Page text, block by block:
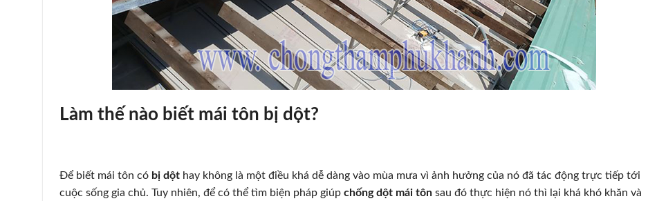
Làm thế nào biết mái tôn bị dột?
Để biết mái tôn có bị dột hay không là một điều khá dễ dàng vào mùa mưa vì ảnh hưởng của nó đã tác động trực tiếp tới
cuộc sống gia chủ. Tuy nhiên, để có thể tìm biện pháp giúp chống dột mái tôn sau đó thực hiện nó thì lại khá khó khăn và